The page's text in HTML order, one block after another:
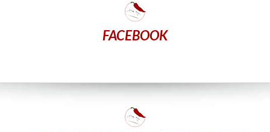
FACEBOOK